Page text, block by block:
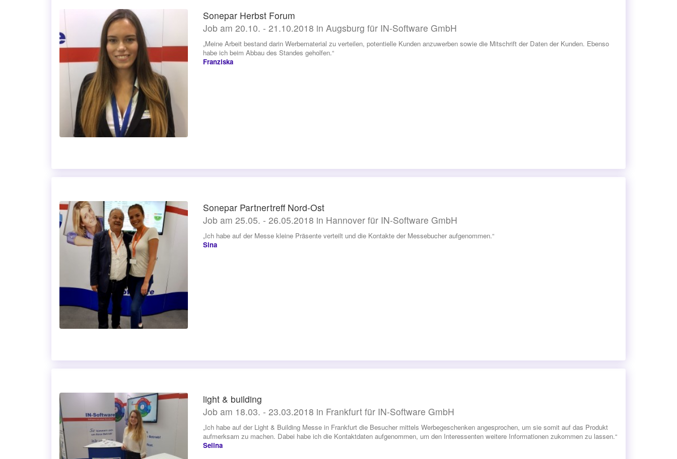
Sonepar Herbst Forum
Job am 20.10. - 21.10.2018 in Augsburg für IN-Software GmbH
„Meine Arbeit bestand darin Werbematerial zu verteilen, potentielle Kunden anzuwerben sowie die Mitschrift der Daten der Kunden. Ebenso
habe ich beim Abbau des Standes geholfen.“
Franziska
Sonepar Partnertreff Nord-Ost
Job am 25.05. - 26.05.2018 in Hannover für IN-Software GmbH
„Ich habe auf der Messe kleine Präsente verteilt und die Kontakte der Messebucher aufgenommen.“
Sina
light & building
Job am 18.03. - 23.03.2018 in Frankfurt für IN-Software GmbH
„Ich habe auf der Light & Building Messe in Frankfurt die Besucher mittels Werbegeschenken angesprochen, um sie somit auf das Produkt
aufmerksam zu machen. Dabei habe ich die Kontaktdaten aufgenommen, um den Interessenten weitere Informationen zukommen zu lassen.“
Selina